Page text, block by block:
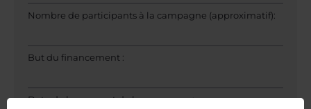
Nombre de participants à la campagne (approximatif):
But du financement :
Date de lancement de la campagne: